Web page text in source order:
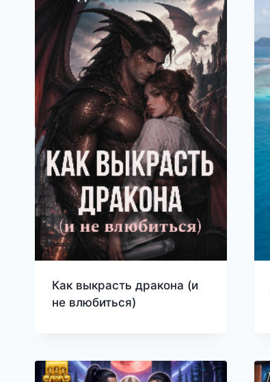
Как выкрасть дракона (и
не влюбиться)